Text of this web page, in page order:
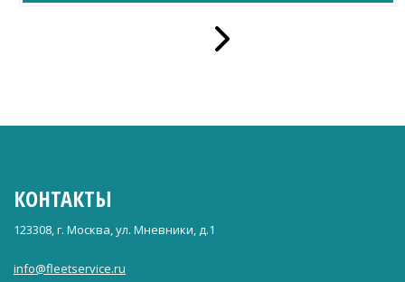
КОНТАКТЫ
123308, г. Москва, ул. Мневники, д.1
info@fleetservice.ru